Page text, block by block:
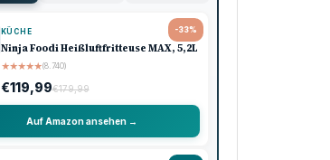
-33%
KÜCHE
Ninja Foodi Heißluftfritteuse MAX, 5,2L
★★★★★(8.740)
€119,99€179,99
Auf Amazon ansehen →